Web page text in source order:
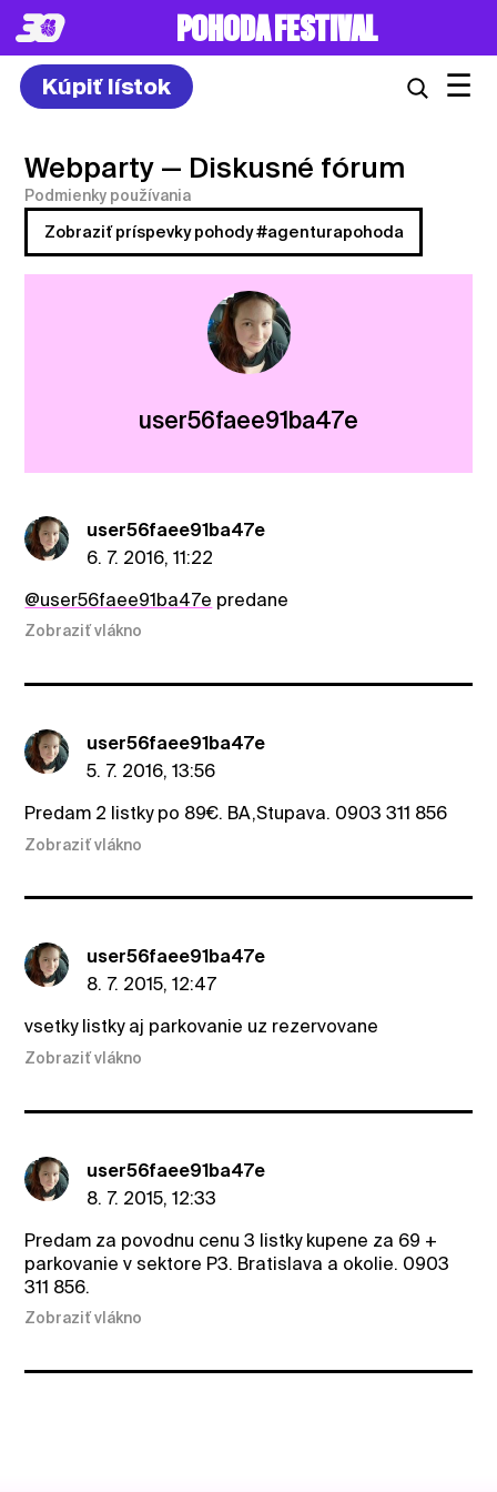
POHODA FESTIVAL
Kúpiť lístok ☰
Webparty — Diskusné fórum
Podmienky používania
Zobraziť príspevky pohody #agenturapohoda
user56faee91ba47e
user56faee91ba47e
6. 7. 2016, 11:22
@user56faee91ba47e predane
Zobraziť vlákno
user56faee91ba47e
5. 7. 2016, 13:56
Predam 2 listky po 89€. BA,Stupava. 0903 311 856
Zobraziť vlákno
user56faee91ba47e
8. 7. 2015, 12:47
vsetky listky aj parkovanie uz rezervovane
Zobraziť vlákno
user56faee91ba47e
8. 7. 2015, 12:33
Predam za povodnu cenu 3 listky kupene za 69 +
parkovanie v sektore P3. Bratislava a okolie. 0903
311 856.
Zobraziť vlákno